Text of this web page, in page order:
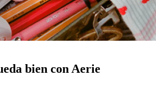
bien con Aerie